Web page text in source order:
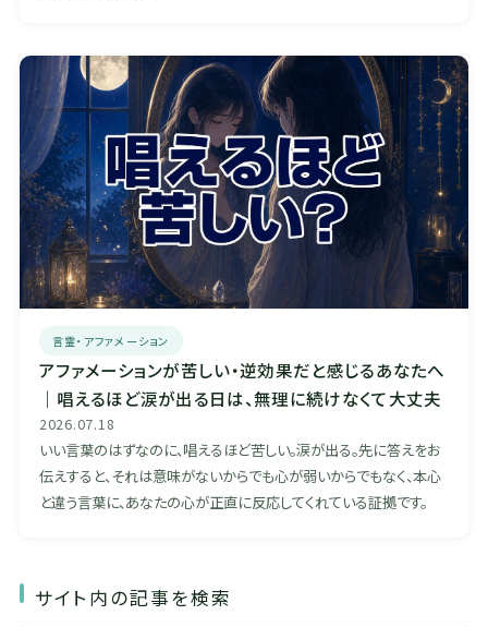
言霊・アファメーション
アファメーションが苦しい・逆効果だと感じるあなたへ
｜唱えるほど涙が出る日は、無理に続けなくて大丈夫
2026.07.18
いい言葉のはずなのに、唱えるほど苦しい。涙が出る。先に答えをお
伝えすると、それは意味がないからでも心が弱いからでもなく、本心
と違う言葉に、あなたの心が正直に反応してくれている証拠です。
サイト内の記事を検索